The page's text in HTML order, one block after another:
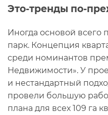
Это-тренды по-
Иногда основой всего
парк. Концепция
среди номинантов
Недвижимости». У
и нестандартный
провели большую
плана для всех 109 га